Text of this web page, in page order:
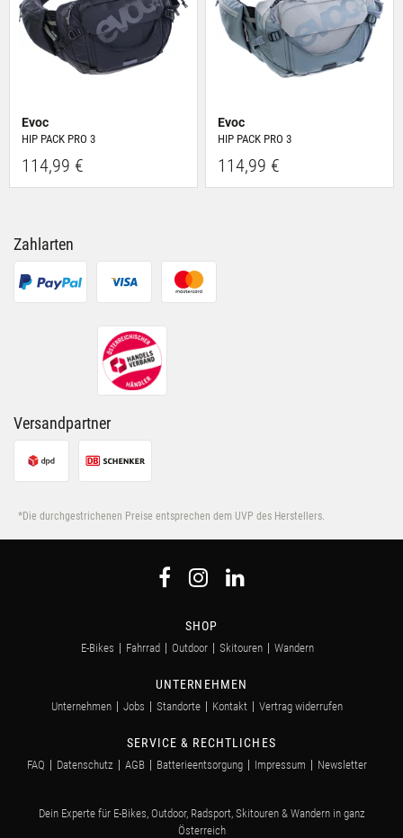
Evoc
HIP PACK PRO 3
114,99 €
Evoc
HIP PACK PRO 3
114,99 €
Zahlarten
Versandpartner
*Die durchgestrichenen Preise entsprechen dem UVP des Herstellers.
SHOP
E-Bikes Fahrrad Outdoor Skitouren Wandern
UNTERNEHMEN
Unternehmen Jobs Standorte Kontakt Vertrag widerrufen
SERVICE & RECHTLICHES
FAQ Datenschutz AGB Batterieentsorgung Impressum Newsletter
Dein Experte für E-Bikes, Outdoor, Radsport, Skitouren & Wandern in ganz
Österreich